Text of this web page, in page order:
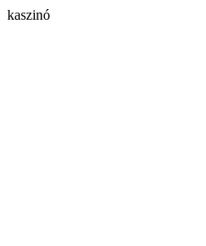
kaszinó